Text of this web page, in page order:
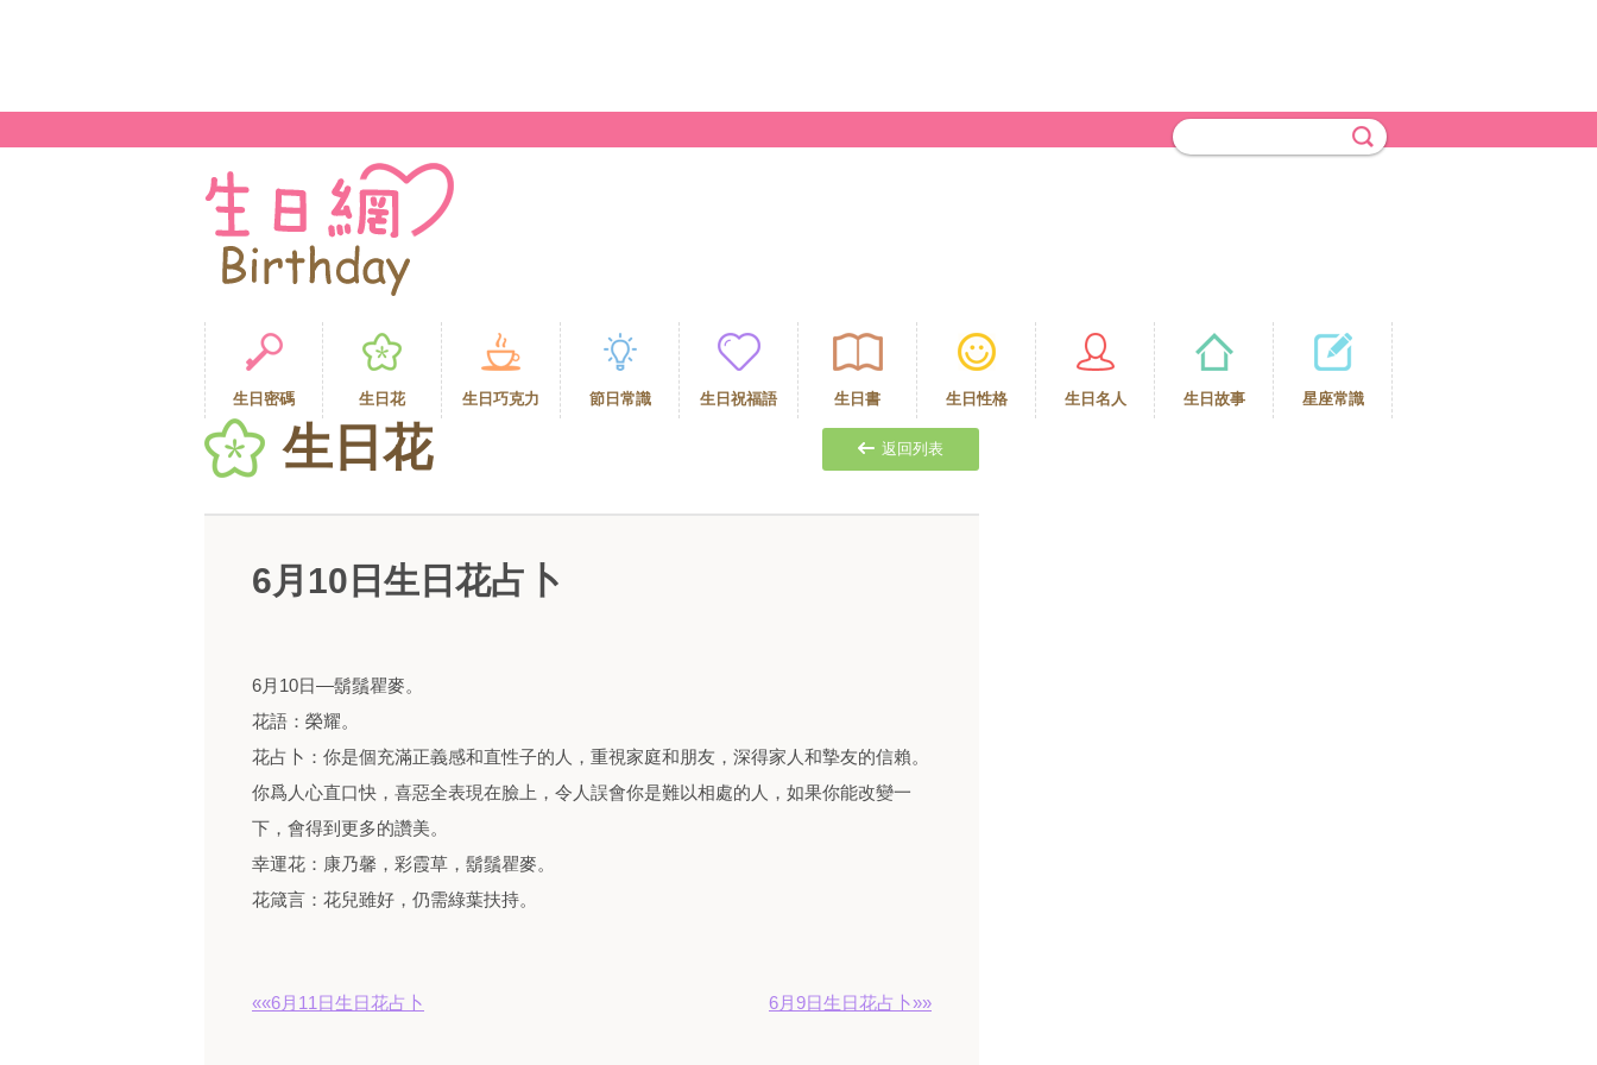
生日密碼 生日花 生日巧克力 節日常識 生日祝福語 生日書 生日性格 生日名人 生日故事 星座常識
生日花 返回列表
6月10日生日花占卜
6月10日—鬍鬚瞿麥。
花語：榮耀。
花占卜：你是個充滿正義感和直性子的人，重視家庭和朋友，深得家人和摯友的信賴。
你爲人心直口快，喜惡全表現在臉上，令人誤會你是難以相處的人，如果你能改變一
下，會得到更多的讚美。
幸運花：康乃馨，彩霞草，鬍鬚瞿麥。
花箴言：花兒雖好，仍需綠葉扶持。
««6月11日生日花占卜 6月9日生日花占卜»»